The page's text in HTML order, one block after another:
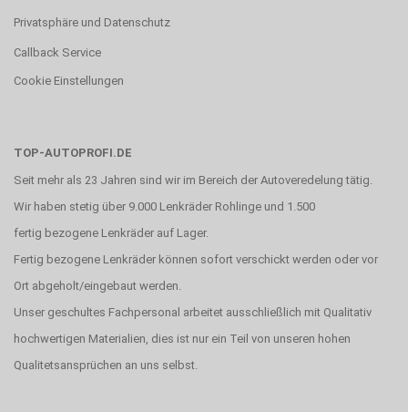
Privatsphäre und Datenschutz
Callback Service
Cookie Einstellungen
TOP-AUTOPROFI.DE
Seit mehr als 23 Jahren sind wir im Bereich der Autoveredelung tätig.
Wir haben stetig über 9.000 Lenkräder Rohlinge und 1.500
fertig bezogene Lenkräder auf Lager.
Fertig bezogene Lenkräder können sofort verschickt werden oder vor
Ort abgeholt/eingebaut werden.
Unser geschultes Fachpersonal arbeitet ausschließlich mit Qualitativ
hochwertigen Materialien, dies ist nur ein Teil von unseren hohen
Qualitetsansprüchen an uns selbst.